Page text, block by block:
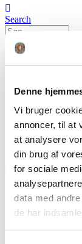
Denne
Vi bruger
annoncer, til at
at analysere
din brug af
for sociale
data med
de har
Search
FADB
Tøv aldrig
bedsted 2
Træk og slip
Foreningen